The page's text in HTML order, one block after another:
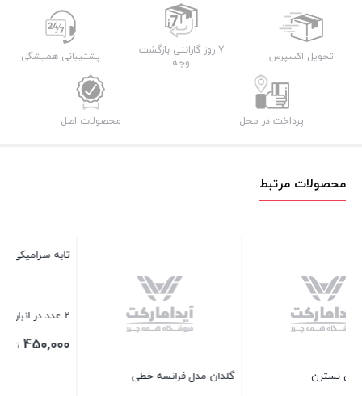
تحویل اکسپرس
7 روز گارانتی بازگشت
وجه
پشتیبانی همیشگی
پرداخت در محل محصولات اصل
محصولات مرتبط
گلدان مدل فرانسه خطی
تابه سرامیکی طرح گرانیت
2 عدد در انبار